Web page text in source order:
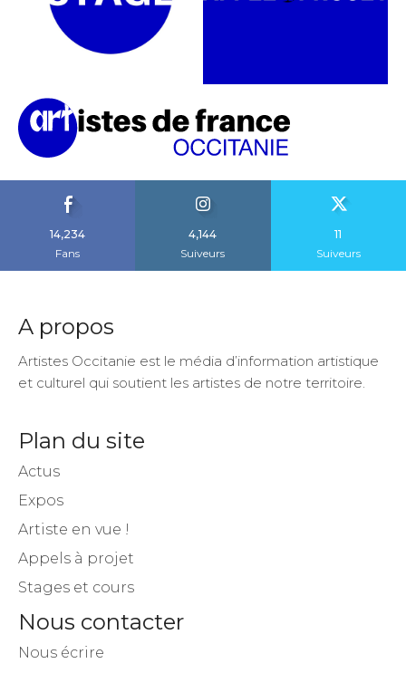
14,234
Fans
4,144
Suiveurs
11
Suiveurs
A propos
Artistes Occitanie est le média d’information artistique
et culturel qui soutient les artistes de notre territoire.
Plan du site
Actus
Expos
Artiste en vue !
Appels à projet
Stages et cours
Nous contacter
Nous écrire